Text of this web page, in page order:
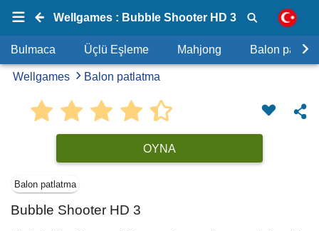
Wellgames : Bubble Shooter HD 3
Bulmaca Üçlü Eşleme Mahjong Balon
Wellgames Balon patlatma
OYNA
Balon patlatma
Bubble Shooter HD 3